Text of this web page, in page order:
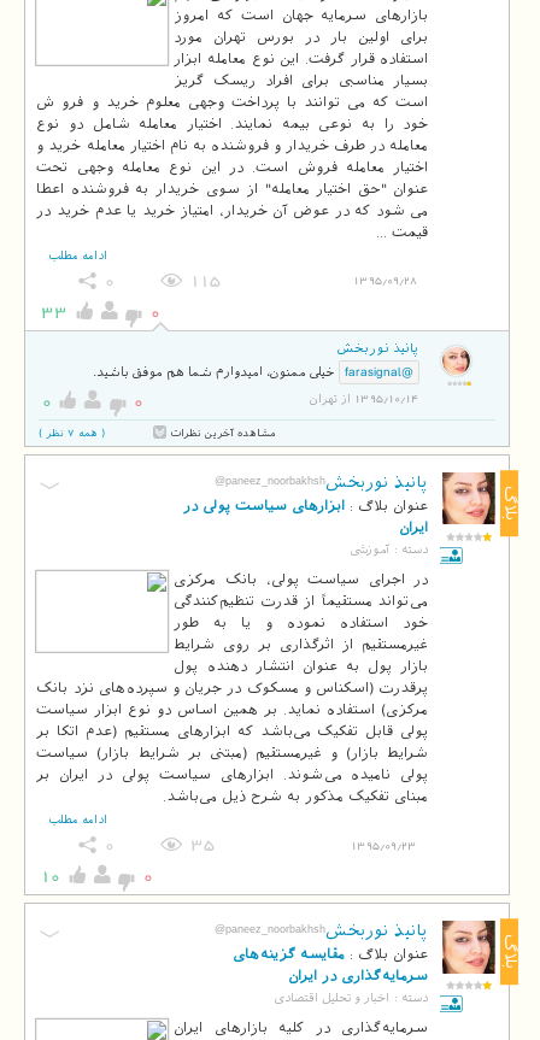
بازارهای سرمایه جهان است که امروز
برای اولین بار در بورس تهران مورد
استفاده قرار گرفت. این نوع معامله ابزار
بسیار مناسبی برای افراد ریسک گریز
است که می توانند با پرداخت وجهی معلوم خرید و فرو ش
خود را به نوعی بیمه نمایند. اختیار معامله شامل دو نوع
معامله در طرف خریدار و فروشنده به نام اختیار معامله خرید و
اختیار معامله فروش است. در این نوع معامله وجهی تحت
عنوان "حق اختیار معامله" از سوی خریدار به فروشنده اعطا
می شود که در عوض آن خریدار، امتیاز خرید یا عدم خرید در
قیمت ...
ادامه مطلب
1395/09/28
115
0
0
33
پانیذ نوربخش
@farasignal خیلی ممنون، امیدوارم شما هم موفق باشید.
1395/10/14 از تهران 0
0
مشاهده آخرین نظرات ( همه 7 نظر )
بلاگ
پانیذ نوربخش@paneez_noorbakhsh
عنوان بلاگ : ابزارهای سياست پولی در
ايران
دسته : آموزشی
در اجرای سياست پولی، بانک مرکزی
می‌تواند مستقيماً از قدرت تنظيم‌کنندگی
خود استفاده نموده و يا به طور
غيرمستقيم از اثرگذاری بر روی شرايط
بازار پول به عنوان انتشار دهنده پول
پرقدرت (اسکناس و مسکوک در جريان و سپرده‌های نزد بانک
مرکزی) استفاده نمايد. بر همين اساس دو نوع ابزار سياست
پولی قابل تفکيک می‌باشد که ابزارهای مستقيم (عدم اتکا بر
شرايط بازار) و غيرمستقيم (مبتنی بر شرايط بازار) سياست
پولی ناميده می‌شوند. ابزارهای سياست پولی در ايران بر
مبنای تفکيک مذکور به شرح ذيل می‌باشد.
ادامه مطلب
1395/09/23
35
0
0
10
بلاگ
پانیذ نوربخش@paneez_noorbakhsh
عنوان بلاگ : مقایسه گزینه‌های
سرمایه‌گذاری در ایران
دسته : اخبار و تحلیل اقتصادی
سرمایه‌گذاری در کلیه بازارهای ایران